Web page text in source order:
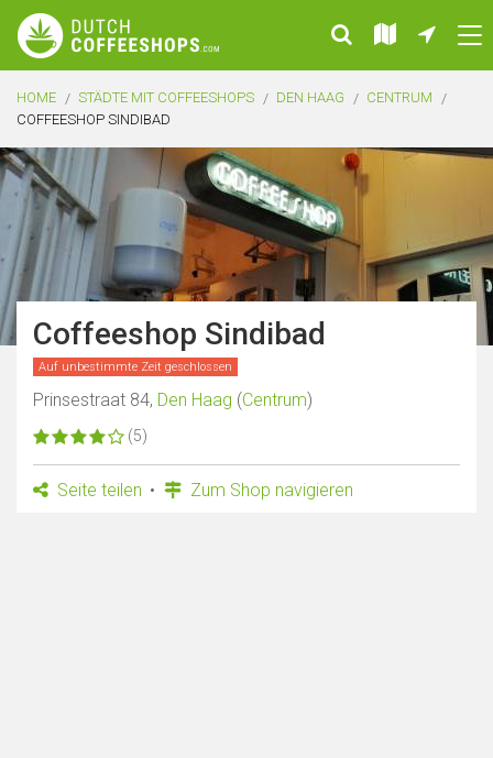
HOME STÄDTE MIT COFFEESHOPS DEN HAAG
CENTRUM
COFFEESHOP SINDIBAD
Coffeeshop Sindibad
Auf unbestimmte Zeit geschlossen
Prinsestraat 84, Den Haag (Centrum)
(5)
Seite teilen Zum Shop navigieren